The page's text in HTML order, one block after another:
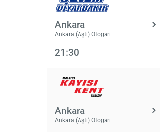
Ankara
Ankara (Aşti) Otogarı
21:30
Ankara
Ankara (Aşti) Otogarı